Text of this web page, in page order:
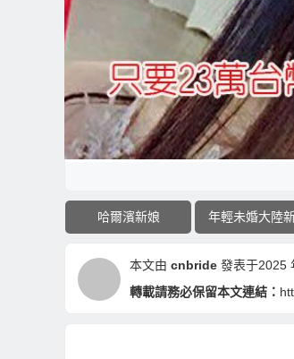
哈爾濱新娘 年輕未婚大陸
本文由 cnbride 發表于2025
轉載請務必保留本文連結：